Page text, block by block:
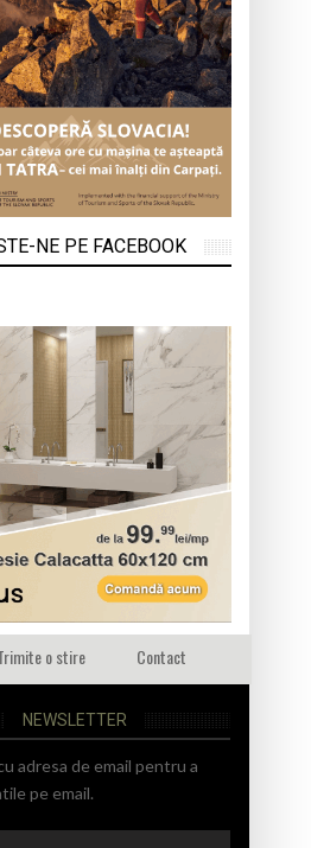
NE PE FACEBOOK
o stire Contact
NEWSLETTER
adresa de email pentru a
pe email.